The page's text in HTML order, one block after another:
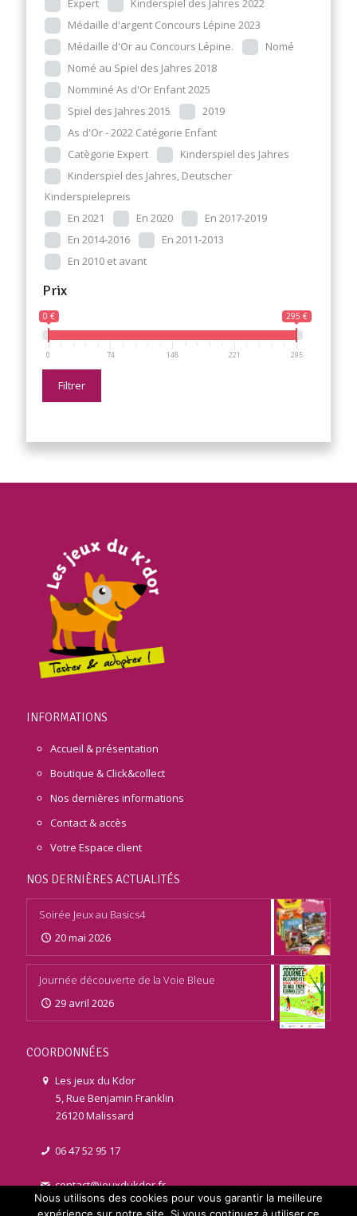
Médaille d'argent Concours Lépine 2023
Médaille d'Or au Concours Lépine.
Nomé
Nomé au Spiel des Jahres 2018
Nomminé As d'Or Enfant 2025
Spiel des Jahres 2015
2019
As d'Or - 2022 Catégorie Enfant
Catègorie Expert
Kinderspiel des Jahres
Kinderspiel des Jahres, Deutscher
Kinderspielepreis
En 2021
En 2020
En 2017-2019
En 2014-2016
En 2011-2013
En 2010 et avant
Prix
0 € 295 €
0 74 148 221 295
Filtrer
INFORMATIONS
Accueil & présentation
Boutique & Click&collect
Nos dernières informations
Contact & accès
Votre Espace client
NOS DERNIÈRES ACTUALITÉS
Soirée Jeux au Basics4
20 mai 2026
Journée découverte de la Voie Bleue
29 avril 2026
COORDONNÉES
Les jeux du Kdor
5, Rue Benjamin Franklin
26120 Malissard
06 47 52 95 17
contact@jeuxdukdor.fr
Nous utilisons des cookies pour vous garantir la meilleure